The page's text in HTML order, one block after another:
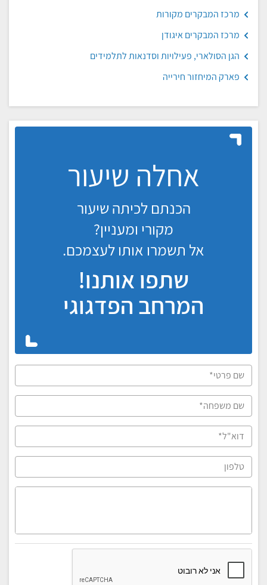
מרכז המבקרים מקורות
מרכז המבקרים איגודן
הגן הסולארי, פעילויות וסדנאות לתלמידים
פארק המיחזור חירייה
אחלה שיעור
הכנתם לכיתה שיעור
מקורי ומעניין?
אל תשמרו אותו לעצמכם.
שתפו אותנו!
המרחב הפדגוגי